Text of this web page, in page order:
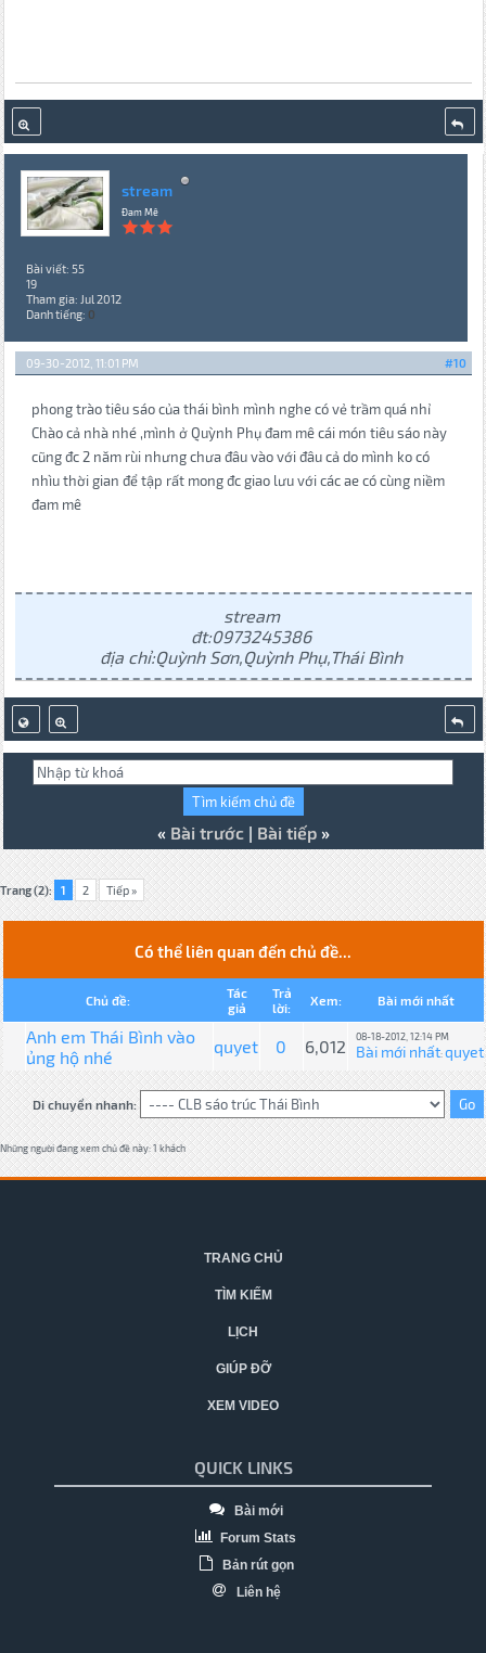
stream
Đam Mê
Bài viết: 55
19
Tham gia: Jul 2012
Danh tiếng: 0
#10
09-30-2012, 11:01 PM
phong trào tiêu sáo của thái bình mình nghe có vẻ trầm quá nhỉ
Chào cả nhà nhé ,mình ở Quỳnh Phụ đam mê cái món tiêu sáo này
cũng đc 2 năm rùi nhưng chưa đâu vào với đâu cả do mình ko có
nhìu thời gian để tập rất mong đc giao lưu với các ae có cùng niềm
đam mê
stream
đt:0973245386
địa chỉ:Quỳnh Sơn,Quỳnh Phụ,Thái Bình
« Bài trước| Bài tiếp»
Trang (2): 1 2 Tiếp »
Có thể liên quan đến chủ đề...
Chủ đề:
Tác
giả
Trả
lời:
Xem: Bài mới nhất
Anh em Thái Bình vào
ủng hộ nhé
quyet 0 6,012 08-18-2012, 12:14 PM
Bài mới nhất:quyet
Di chuyển nhanh:
Những người đang xem chủ đề này: 1 khách
TRANG CHỦ
TÌM KIẾM
LỊCH
GIÚP ĐỠ
XEM VIDEO
QUICK LINKS
Bài mới
Forum Stats
Bản rút gọn
Liên hệ